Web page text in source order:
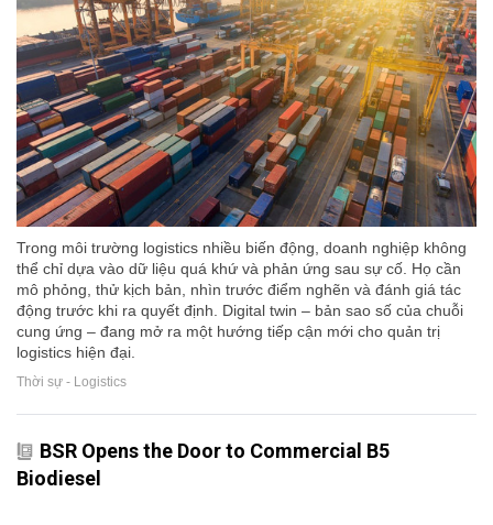
Trong môi trường logistics nhiều biến động, doanh nghiệp không
thể chỉ dựa vào dữ liệu quá khứ và phản ứng sau sự cố. Họ cần
mô phỏng, thử kịch bản, nhìn trước điểm nghẽn và đánh giá tác
động trước khi ra quyết định. Digital twin – bản sao số của chuỗi
cung ứng – đang mở ra một hướng tiếp cận mới cho quản trị
logistics hiện đại.
Thời sự - Logistics
BSR Opens the Door to Commercial B5
Biodiesel